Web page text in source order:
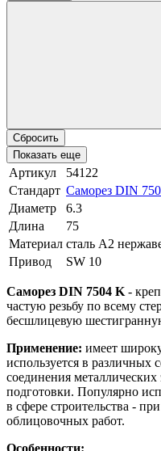
Сбросить
Показать еще
Артикул
54122
Стандарт Саморез DIN
Диаметр
6.3
Длина
75
Материал сталь A2
Привод
SW 10
Саморез DIN 7504 K -
частую резьбу по всему
бесшлицевую
Применение: имеет
используется в различных
соединения
подготовки. Популярно
в сфере строительства -
облицовочных работ.
Особенности: